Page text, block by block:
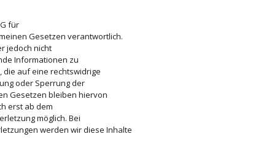
für
Gesetzen verantwortlich.
jedoch nicht
Informationen zu
auf eine rechtswidrige
oder Sperrung der
Gesetzen bleiben hiervon
erst ab dem
möglich. Bei
werden wir diese Inhalte